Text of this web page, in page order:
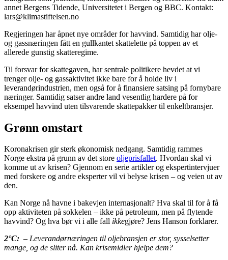
annet Bergens Tidende, Universitetet i Bergen og BBC. Kontakt:
lars@klimastiftelsen.no
Regjeringen har åpnet nye områder for havvind. Samtidig har olje-
og gassnæringen fått en gullkantet skattelette på toppen av et
allerede gunstig skatteregime.
Til forsvar for skattegaven, har sentrale politikere hevdet at vi
trenger olje- og gassaktivitet ikke bare for å holde liv i
leverandørindustrien, men også for å finansiere satsing på fornybare
næringer. Samtidig satser andre land vesentlig hardere på for
eksempel havvind uten tilsvarende skattepakker til enkeltbransjer.
Grønn omstart
Koronakrisen gir sterk økonomisk nedgang. Samtidig rammes
Norge ekstra på grunn av det store oljeprisfallet. Hvordan skal vi
komme ut av krisen? Gjennom en serie artikler og ekspertintervjuer
med forskere og andre eksperter vil vi belyse krisen – og veien ut av
den.
Kan Norge nå havne i bakevjen internasjonalt? Hva skal til for å få
opp aktiviteten på sokkelen – ikke på petroleum, men på flytende
havvind? Og hva bør vi i alle fall ikkegjøre? Jens Hanson forklarer.
2°C: – Leverandørnæringen til oljebransjen er stor, sysselsetter
mange, og de sliter nå. Kan krisemidler hjelpe dem?